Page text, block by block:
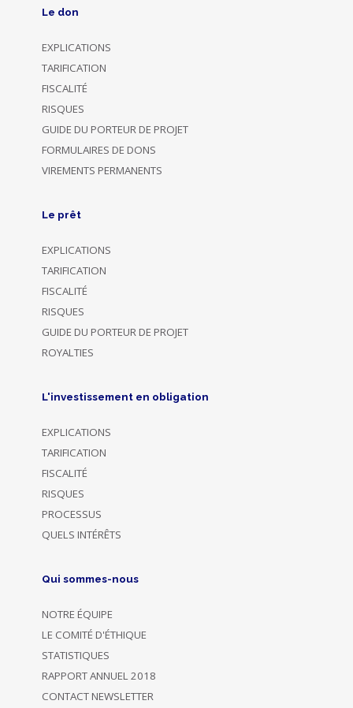
Le don
EXPLICATIONS
TARIFICATION
FISCALITÉ
RISQUES
GUIDE DU PORTEUR DE PROJET
FORMULAIRES DE DONS
VIREMENTS PERMANENTS
Le prêt
EXPLICATIONS
TARIFICATION
FISCALITÉ
RISQUES
GUIDE DU PORTEUR DE PROJET
ROYALTIES
L'investissement en obligation
EXPLICATIONS
TARIFICATION
FISCALITÉ
RISQUES
PROCESSUS
QUELS INTÉRÊTS
Qui sommes-nous
NOTRE ÉQUIPE
LE COMITÉ D'ÉTHIQUE
STATISTIQUES
RAPPORT ANNUEL 2018
CONTACT NEWSLETTER